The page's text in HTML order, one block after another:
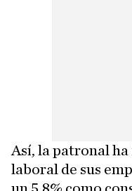
Así, la patronal
laboral de sus